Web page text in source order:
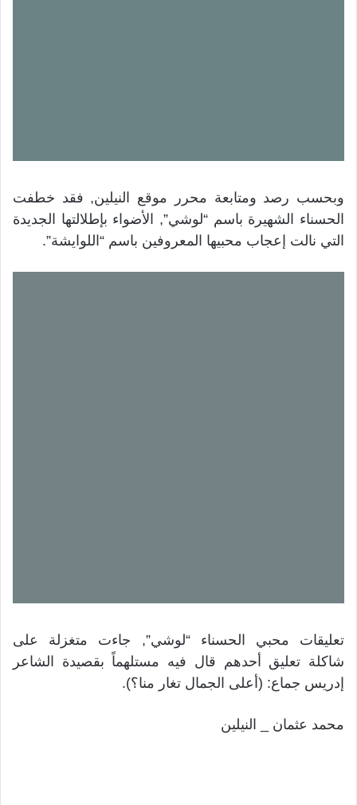
وبحسب رصد ومتابعة محرر موقع النيلين, فقد خطفت
الحسناء الشهيرة باسم “لوشي”, الأضواء بإطلالتها الجديدة
التي نالت إعجاب محبيها المعروفين باسم “اللوايشة”.
تعليقات محبي الحسناء “لوشي”, جاءت متغزلة على
شاكلة تعليق أحدهم قال فيه مستلهماً بقصيدة الشاعر
إدريس جماع: (أعلى الجمال تغار منا؟).
محمد عثمان _ النيلين